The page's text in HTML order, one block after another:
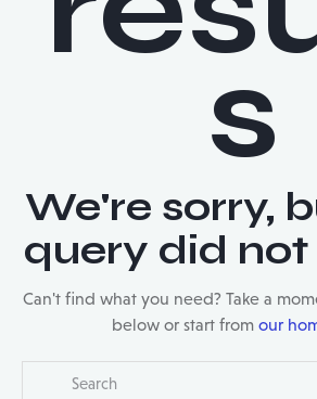
s
We're sorry,
query did
Can't find what you need? Take a
below or start from our